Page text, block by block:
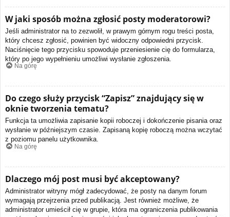
W jaki sposób można zgłosić posty moderatorowi?
Jeśli administrator na to zezwolił, w prawym górnym rogu treści posta,
który chcesz zgłosić, powinien być widoczny odpowiedni przycisk.
Naciśnięcie tego przycisku spowoduje przeniesienie cię do formularza,
który po jego wypełnieniu umożliwi wysłanie zgłoszenia.
Na górę
Do czego służy przycisk “Zapisz” znajdujący się w
oknie tworzenia tematu?
Funkcja ta umożliwia zapisanie kopii roboczej i dokończenie pisania oraz
wysłanie w późniejszym czasie. Zapisaną kopię roboczą można wczytać
z poziomu panelu użytkownika.
Na górę
Dlaczego mój post musi być akceptowany?
Administrator witryny mógł zadecydować, że posty na danym forum
wymagają przejrzenia przed publikacją. Jest również możliwe, że
administrator umieścił cię w grupie, która ma ograniczenia publikowania